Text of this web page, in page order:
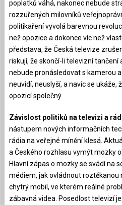
poplatků váhá, nakonec nebude
rozzuřených milovníků
politikaření vyvolá barevnou
než opozice a dokonce víc než
představa, že Česká televize
riskují, že skončí-li televizní tančení
nebude pronásledovat s kamerou
neuvidí, neuslyší, a navíc se ukáže,
opozicí společný.
Závislost politiků na televizi a
nástupem nových informačních
rádia na veřejné mínění klesá.
a Českého rozhlasu vymýt mozky
Hlavní zápas o mozky se svádí na
médiem, jak ovládnout roztěkanou
chytrý mobil, ve kterém reálné
zábavná videa. Posedlost televizí